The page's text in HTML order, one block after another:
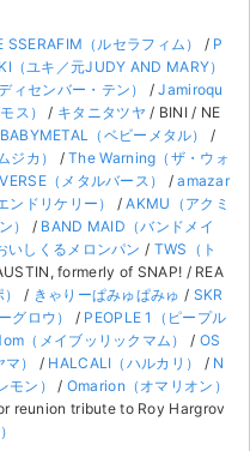
SSERAFIM（ルセラフィム） / P
（ユキ／元JUDY AND MARY）
ィセンバー・テン） /Jamiroqu
ス） / キタニタツヤ / BINI / NE
BABYMETAL（ベビーメタル）
/
カ） /The Warning（ザ・ウォ
（メタルバース） /amazar
ンドリケリー） /AKMU（アクミ
） / BAND MAID（バンドメイ
いしくるメロンパン / TWS（ト
formerly of SNAP! / REA
/ きゃりーぱみゅぱみゅ / SKR
グロウ） / PEOPLE 1（ピープル
（メイブッリックマム） / OS
） / HALCALI（ハルカリ） / N
ン）
/ Omarion（オマリオン）
reunion tribute to Roy Hargrov